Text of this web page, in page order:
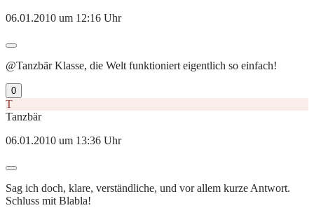
06.01.2010 um 12:16 Uhr
@Tanzbär Klasse, die Welt funktioniert eigentlich so einfach!
0
T
Tanzbär
06.01.2010 um 13:36 Uhr
Sag ich doch, klare, verständliche, und vor allem kurze Antwort.
Schluss mit Blabla!